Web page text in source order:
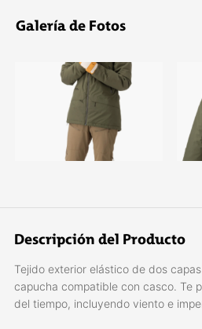
Galería de Fotos
Descripción del Producto
Tejido exterior elástico de dos
capucha compatible con casco. Te
del tiempo, incluyendo viento e